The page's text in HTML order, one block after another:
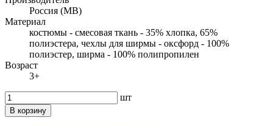
Россия (МВ)
Материал
костюмы - смесовая ткань - 35% хлопка, 65%
полиэстера, чехлы для ширмы - оксфорд - 100%
полиэстер, ширма - 100% полипропилен
Возраст
3+
шт
В корзину